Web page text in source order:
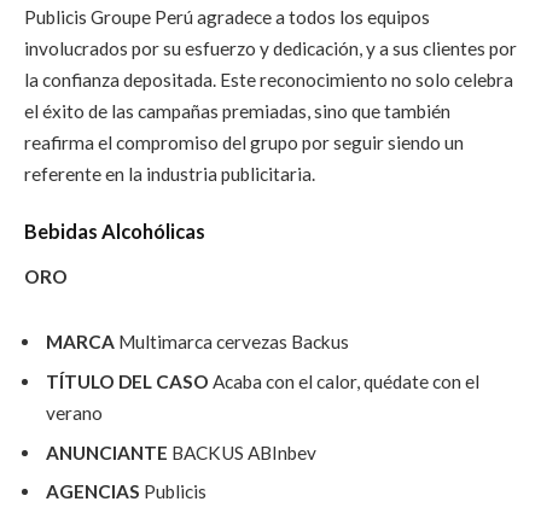
Publicis Groupe Perú agradece a todos los equipos
involucrados por su esfuerzo y dedicación, y a sus clientes por
la confianza depositada. Este reconocimiento no solo celebra
el éxito de las campañas premiadas, sino que también
reafirma el compromiso del grupo por seguir siendo un
referente en la industria publicitaria.
Bebidas Alcohólicas
ORO
MARCA Multimarca cervezas Backus
TÍTULO DEL CASO Acaba con el calor, quédate con el
verano
ANUNCIANTE BACKUS ABInbev
AGENCIAS Publicis